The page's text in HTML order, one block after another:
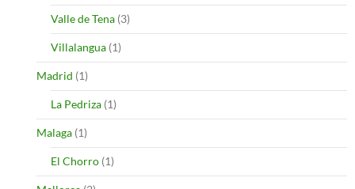
Valle de Tena (3)
Villalangua (1)
Madrid (1)
La Pedriza (1)
Malaga (1)
El Chorro (1)